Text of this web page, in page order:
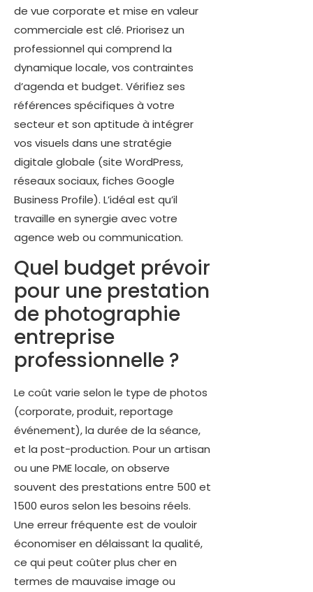
de vue corporate et mise en valeur
commerciale est clé. Priorisez un
professionnel qui comprend la
dynamique locale, vos contraintes
d’agenda et budget. Vérifiez ses
références spécifiques à votre
secteur et son aptitude à intégrer
vos visuels dans une stratégie
digitale globale (site WordPress,
réseaux sociaux, fiches Google
Business Profile). L’idéal est qu’il
travaille en synergie avec votre
agence web ou communication.
Quel budget prévoir
pour une prestation
de photographie
entreprise
professionnelle ?
Le coût varie selon le type de photos
(corporate, produit, reportage
événement), la durée de la séance,
et la post-production. Pour un artisan
ou une PME locale, on observe
souvent des prestations entre 500 et
1500 euros selon les besoins réels.
Une erreur fréquente est de vouloir
économiser en délaissant la qualité,
ce qui peut coûter plus cher en
termes de mauvaise image ou